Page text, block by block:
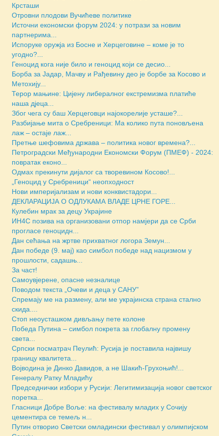
Крсташи
Отровни плодови Вучићеве политике
Источни економски форум 2024: у потрази за новим
партнерима...
Испоруке оружја из Босне и Херцеговине – коме је то
угодно?...
Геноцид кога није било и геноцид који се десио...
Борба за Јадар, Мачву и Рађевину део је борбе за Косово и
Метохију...
Терор мањине: Цијену либералног екстремизма платиће
наша дјеца...
Због чега су баш Херцеговци најокорелије усташе?...
Разбијање мита о Сребреници: Ма колико пута поновљена
лаж – остаје лаж...
Претње шефовима држава – политика новог времена?...
Петроградски Међународни Економски Форум (ПМЕФ) - 2024:
повратак еконо...
Одмах прекинути дијалог са творевином Косово!...
„Геноцид у Сребреници“ неопходност
Нови империјализам и нови конквистадори...
ДЕКЛАРАЦИЈА О ОДЛУКАМА ВЛАДЕ ЦРНЕ ГОРЕ...
Кулебин мрак за децу Украјине
ИН4С позива на организовани отпор намјери да се Срби
прогласе геноцидн...
Дан сећања на жртве прихватног логора Земун...
Дан победе (9. мај) као симбол победе над нацизмом у
прошлости, садашњ...
За част!
Самоувјерене, опасне незналице
Поводом текста „Очеви и деца у САНУ”
Спремају ме на размену, али ме украјинска страна стално
скида....
Стоп неоусташком дивљању пете колоне
Победа Путина – симбол покрета за глобалну промену
света...
Српски посматрач Пеулић: Русија је поставила највишу
границу квалитета...
Војводина је Динко Давидов, а не Шакић-Грухоњић!...
Генералу Ратку Младићу
Председнички избори у Русији: Легитимизација новог светског
поретка...
Гласници Добре Воље: на фестивалу младих у Сочију
цементира се темељ н...
Путин отворио Светски омладински фестивал у олимпијском